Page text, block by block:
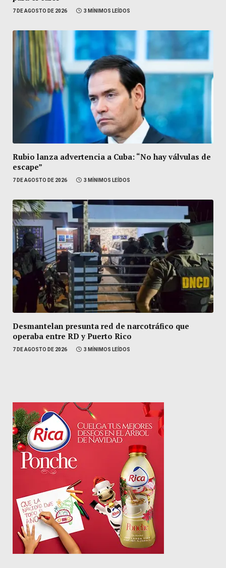
7 DE AGOSTO DE 2026 3 MÍNIMOS LEÍDOS
Rubio lanza advertencia a Cuba: “No hay válvulas de
escape”
7 DE AGOSTO DE 2026 3 MÍNIMOS LEÍDOS
Desmantelan presunta red de narcotráfico que
operaba entre RD y Puerto Rico
7 DE AGOSTO DE 2026 3 MÍNIMOS LEÍDOS